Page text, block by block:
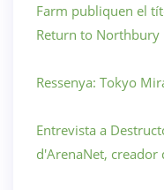
Farm publiquen el
Return to Northbury
Ressenya: Tokyo
Entrevista a
d'ArenaNet, creador